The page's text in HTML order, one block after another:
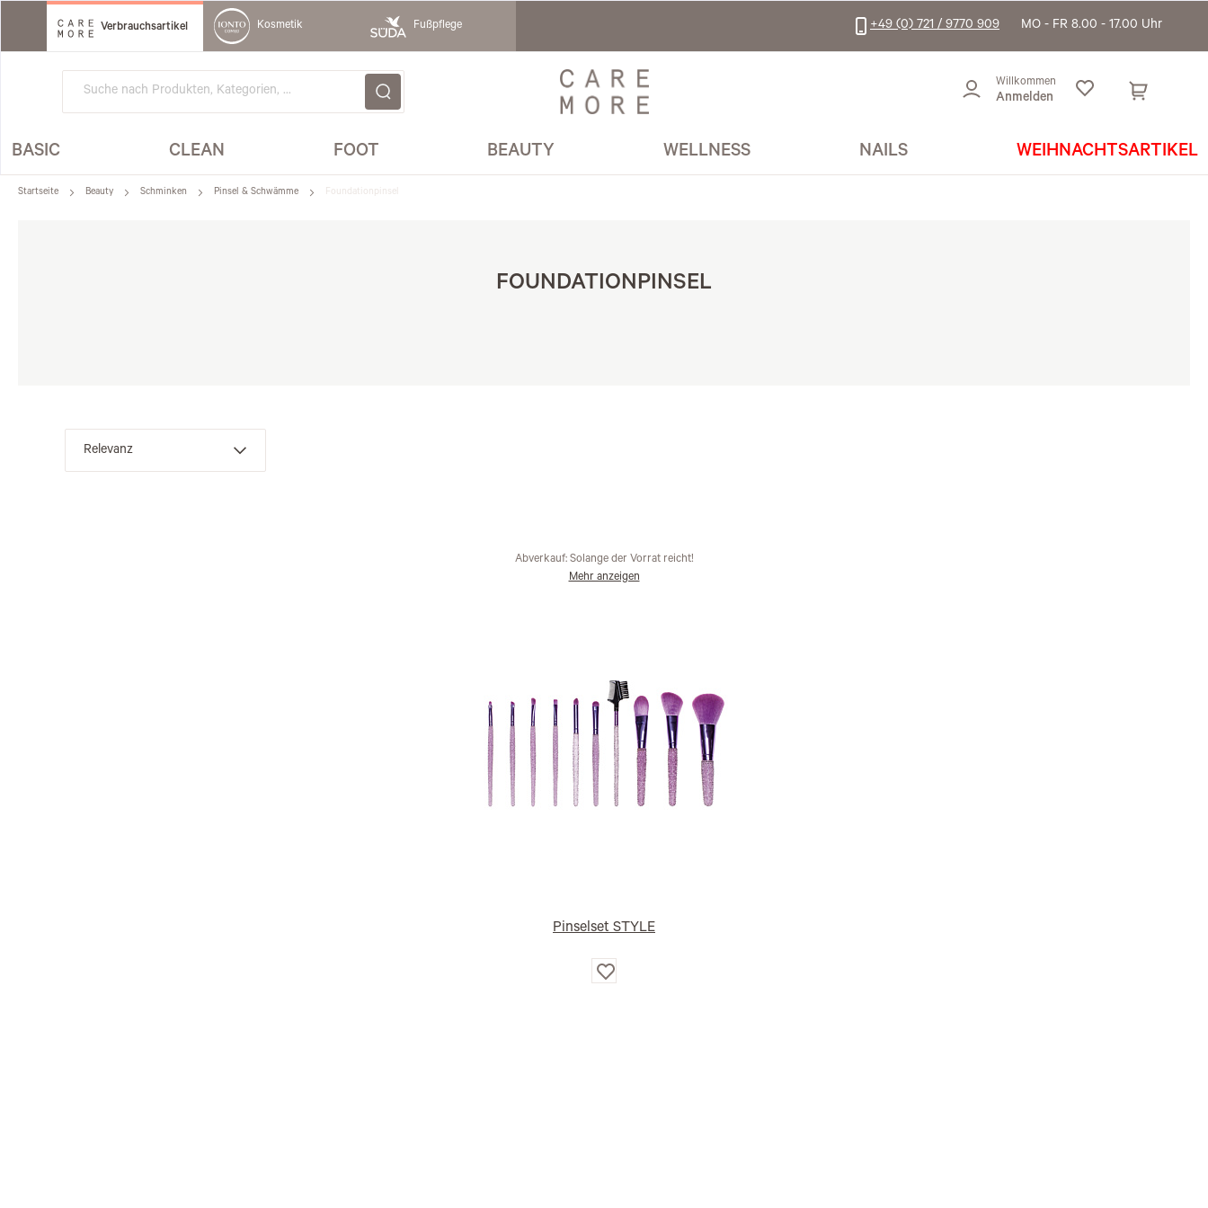
Direkt
zum
Verbrauchsartikel Kosmetik Fußpflege +49 (0) 721 / 9770 909 MO - FR 8.00 - 17.00 Uhr
Willkommen
Anmelden
BASIC CLEAN FOOT BEAUTY WELLNESS NAILS WEIHNACHTSARTIKEL
Startseite Beauty Schminken Pinsel & Schwämme Foundationpinsel
FOUNDATIONPINSEL
Abverkauf: Solange der Vorrat reicht!
Mehr anzeigen
Pinselset STYLE
Auf
die